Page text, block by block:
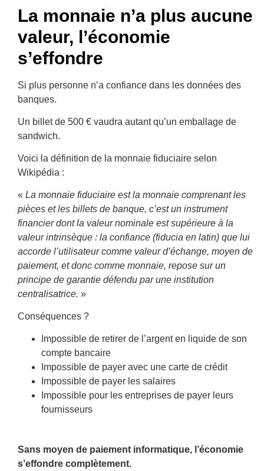
La monnaie n’a plus aucune
valeur, l’économie
s’effondre
Si plus personne n’a confiance dans les données des
banques.
Un billet de 500 € vaudra autant qu’un emballage de
sandwich.
Voici la définition de la monnaie fiduciaire selon
Wikipédia :
« La monnaie fiduciaire est la monnaie comprenant les
pièces et les billets de banque, c’est un instrument
financier dont la valeur nominale est supérieure à la
valeur intrinsèque : la confiance (fiducia en latin) que lui
accorde l’utilisateur comme valeur d’échange, moyen de
paiement, et donc comme monnaie, repose sur un
principe de garantie défendu par une institution
centralisatrice. »
Conséquences ?
Impossible de retirer de l’argent en liquide de son
compte bancaire
Impossible de payer avec une carte de crédit
Impossible de payer les salaires
Impossible pour les entreprises de payer leurs
fournisseurs
Sans moyen de paiement informatique, l’économie
s’effondre complètement.